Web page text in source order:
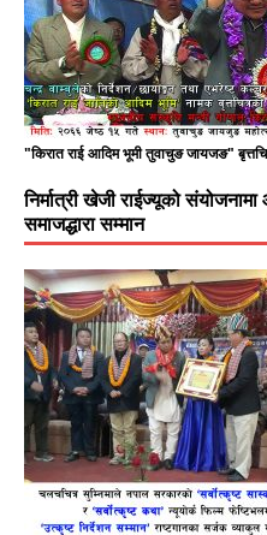
"किरात राई आदिम भूमी तुवाचुङ जायजङ"
निर्मात्री खेजी राईज्यूको
समाजद्धारा सम्मान